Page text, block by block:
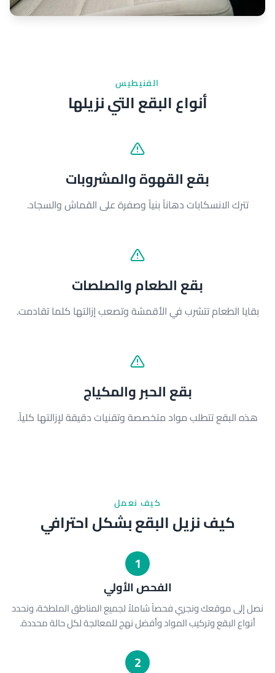
الفنيطيس
أنواع البقع التي نزيلها
بقع القهوة والمشروبات
تترك الانسكابات دهاناً بنياً وصفرة على القماش والسجاد.
بقع الطعام والصلصات
بقايا الطعام تتشرب في الأقمشة وتصعب إزالتها كلما تقادمت.
بقع الحبر والمكياج
هذه البقع تتطلب مواد متخصصة وتقنيات دقيقة لإزالتها كلياً.
كيف نعمل
كيف نزيل البقع بشكل احترافي
1
الفحص الأولي
نصل إلى موقعك ونجري فحصاً شاملاً لجميع المناطق الملطخة، ونحدد
أنواع البقع وتركيب المواد وأفضل نهج للمعالجة لكل حالة محددة.
2